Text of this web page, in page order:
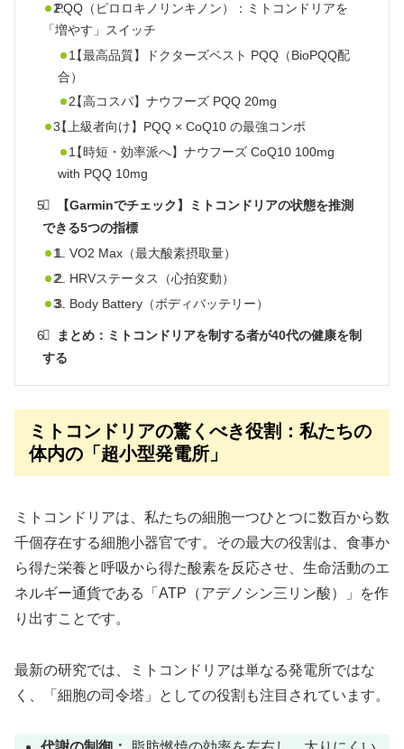
PQQ（ピロロキノリンキノン）：ミトコンドリアを
「増やす」スイッチ
【最高品質】ドクターズベスト PQQ（BioPQQ配
合）
【高コスパ】ナウフーズ PQQ 20mg
【上級者向け】PQQ × CoQ10 の最強コンボ
【時短・効率派へ】ナウフーズ CoQ10 100mg
with PQQ 10mg
【Garminでチェック】ミトコンドリアの状態を推測
できる5つの指標
1. VO2 Max（最大酸素摂取量）
2. HRVステータス（心拍変動）
3. Body Battery（ボディバッテリー）
まとめ：ミトコンドリアを制する者が40代の健康を制
する
ミトコンドリアの驚くべき役割：私たちの
体内の「超小型発電所」
ミトコンドリアは、私たちの細胞一つひとつに数百から数
千個存在する細胞小器官です。その最大の役割は、食事か
ら得た栄養と呼吸から得た酸素を反応させ、生命活動のエ
ネルギー通貨である「ATP（アデノシン三リン酸）」を作
り出すことです。
最新の研究では、ミトコンドリアは単なる発電所ではな
く、「細胞の司令塔」としての役割も注目されています。